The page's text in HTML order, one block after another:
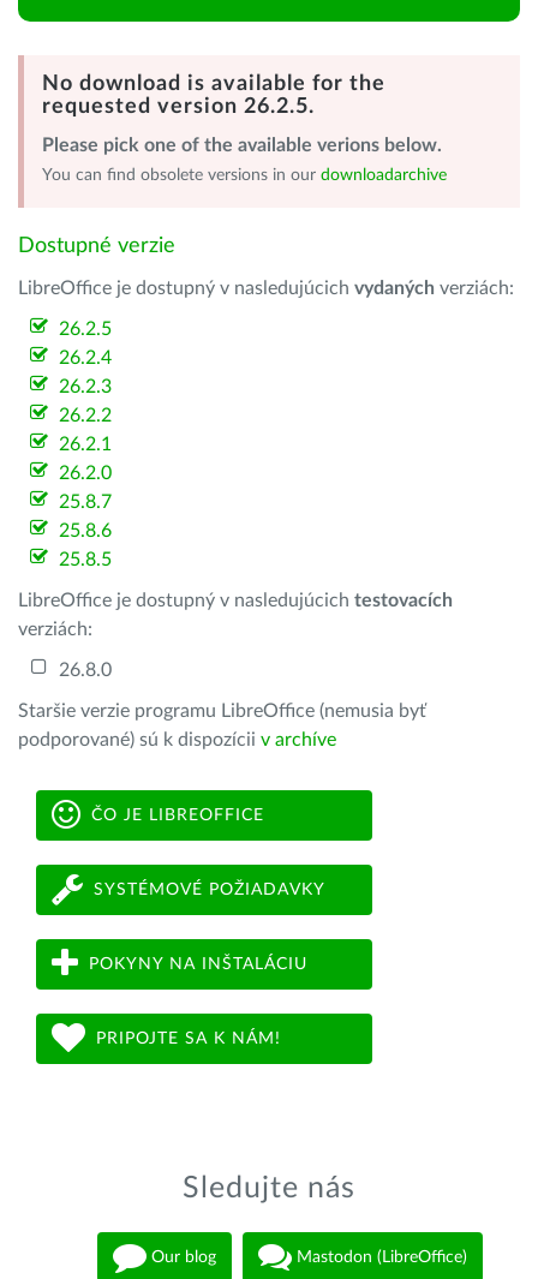
No download is available for the
requested version 26.2.5.
Please pick one of the available verions below.
You can find obsolete versions in our downloadarchive
Dostupné verzie
LibreOffice je dostupný v nasledujúcich vydaných verziách:
26.2.5
26.2.4
26.2.3
26.2.2
26.2.1
26.2.0
25.8.7
25.8.6
25.8.5
LibreOffice je dostupný v nasledujúcich testovacích
verziách:
26.8.0
Staršie verzie programu LibreOffice (nemusia byť
podporované) sú k dispozícii v archíve
ČO JE LIBREOFFICE
SYSTÉMOVÉ POŽIADAVKY
POKYNY NA INŠTALÁCIU
PRIPOJTE SA K NÁM!
Sledujte nás
Our blog Mastodon (LibreOffice)